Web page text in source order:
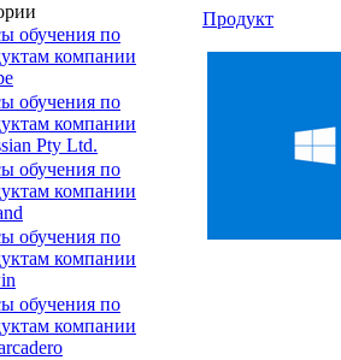
обучения по
компании
обучения по
компании
Pty Ltd.
обучения по
компании
обучения по
компании
обучения по
компании
Продукт